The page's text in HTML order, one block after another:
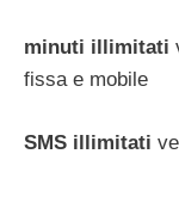
minuti illimitati
fissa e mobile
SMS illimitati